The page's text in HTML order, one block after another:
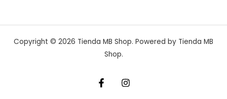
Copyright © 2026 Tienda MB Shop. Powered by Tienda MB
Shop.